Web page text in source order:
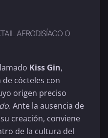
AFRODISÍACO O
Kiss Gin,
cócteles con
origen preciso
. Ante la ausencia de
creación, conviene
de la cultura del